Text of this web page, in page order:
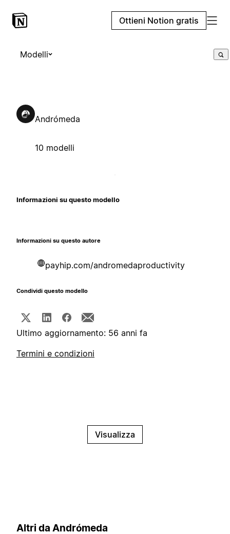
Ottieni Notion gratis
Modelli
Andrómeda
10 modelli
Informazioni su questo modello
Informazioni su questo autore
payhip.com/andromedaproductivity
Condividi questo modello
Ultimo aggiornamento: 56 anni fa
Termini e condizioni
Visualizza
Altri da Andrómeda